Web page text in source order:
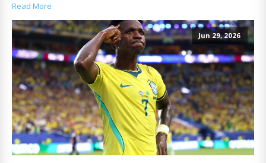
Read More
Jun 29, 2026